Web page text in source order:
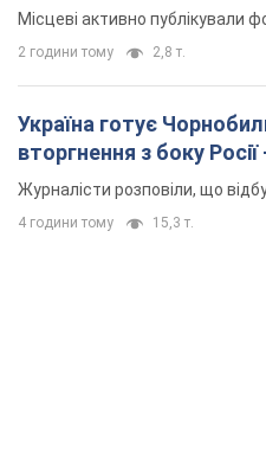
Місцеві активно публікували
2 години тому 2,8 т.
Україна готує
вторгнення з боку
Журналісти розповіли, що
4 години тому 15,3 т.